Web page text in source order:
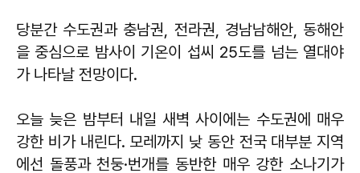
당분간 수도권과 충남권, 전라권, 경남남해안, 동해안
을 중심으로 밤사이 기온이 섭씨 25도를 넘는 열대야
가 나타날 전망이다.
오늘 늦은 밤부터 내일 새벽 사이에는 수도권에 매우
강한 비가 내린다. 모레까지 낮 동안 전국 대부분 지역
에선 돌풍과 천둥·번개를 동반한 매우 강한 소나기가